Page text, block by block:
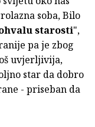
soba, Bilo
starosti",
pa je zbog
uvjerljivija,
star da dobro
- priseban da